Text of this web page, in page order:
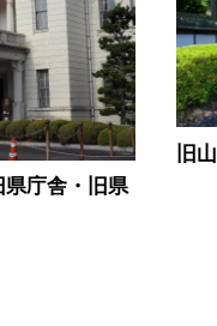
県庁舎・旧県
旧